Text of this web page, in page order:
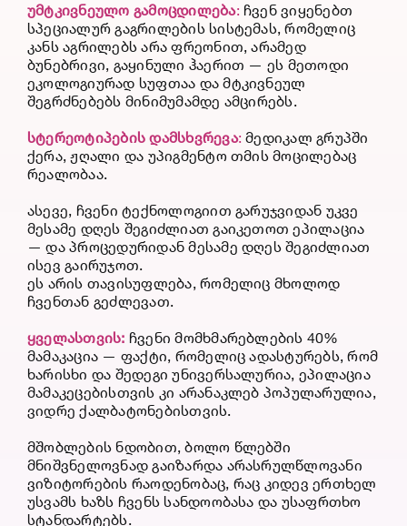
უმტკივნეულო გამოცდილება: ჩვენ ვიყენებთ
სპეციალურ გაგრილების სისტემას, რომელიც
კანს აგრილებს არა ფრეონით, არამედ
ბუნებრივი, გაყინული ჰაერით — ეს მეთოდი
ეკოლოგიურად სუფთაა და მტკივნეულ
შეგრძნებებს მინიმუმამდე ამცირებს.
სტერეოტიპების დამსხვრევა: მედიკალ გრუპში
ქერა, ჟღალი და უპიგმენტო თმის მოცილებაც
რეალობაა.
ასევე, ჩვენი ტექნოლოგიით გარუჯვიდან უკვე
მესამე დღეს შეგიძლიათ გაიკეთოთ ეპილაცია
— და პროცედურიდან მესამე დღეს შეგიძლიათ
ისევ გაირუჯოთ.
ეს არის თავისუფლება, რომელიც მხოლოდ
ჩვენთან გეძლევათ.
ყველასთვის: ჩვენი მომხმარებლების 40%
მამაკაცია — ფაქტი, რომელიც ადასტურებს, რომ
ხარისხი და შედეგი უნივერსალურია, ეპილაცია
მამაკეცებისთვის კი არანაკლებ პოპულარულია,
ვიდრე ქალბატონებისთვის.
მშობლების ნდობით, ბოლო წლებში
მნიშვნელოვნად გაიზარდა არასრულწლოვანი
ვიზიტორების რაოდენობაც, რაც კიდევ ერთხელ
უსვამს ხაზს ჩვენს სანდოობასა და უსაფრთხო
სტანდარტებს.